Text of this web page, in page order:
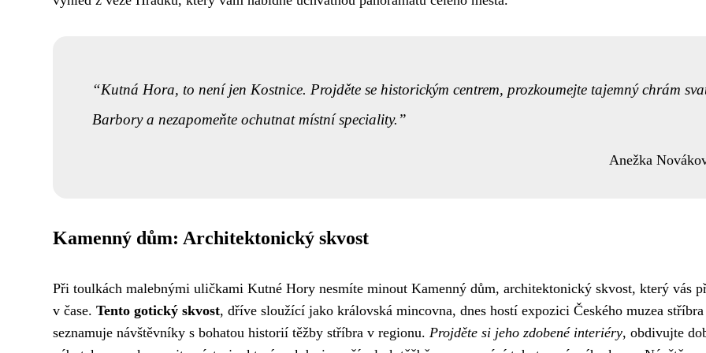
Kutná Hora, to není jen Kostnice. Projděte se historickým centrem, prozkoumejte tajemný chrám
Barbory a nezapomeňte ochutnat místní speciality.
Anežka
Kamenný dům: Architektonický skvost
Při toulkách malebnými uličkami Kutné Hory nesmíte minout Kamenný dům, architektonický skvost, který vás
v čase. Tento gotický skvost, dříve sloužící jako královská mincovna, dnes hostí expozici Českého muzea stříbra
seznamuje návštěvníky s bohatou historií těžby stříbra v regionu. Projděte si jeho zdobené interiéry, obdivujte